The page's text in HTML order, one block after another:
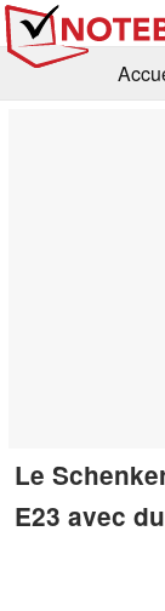
Le
E23 avec